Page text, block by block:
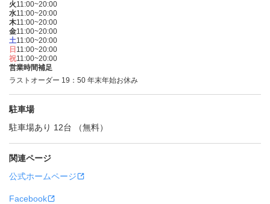
火11:00~20:00
水11:00~20:00
木11:00~20:00
金11:00~20:00
土11:00~20:00
日 11:00~20:00
祝11:00~20:00
営業時間補足
ラストオーダー 19：50 年末年始お休み
駐車場
駐車場あり 12台 （無料）
関連ページ
公式ホームページ
Facebook